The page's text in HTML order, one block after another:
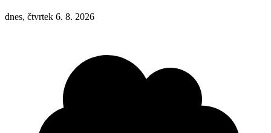
dnes, čtvrtek 6. 8. 2026